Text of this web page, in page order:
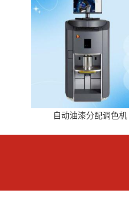
自动油漆分配调色机